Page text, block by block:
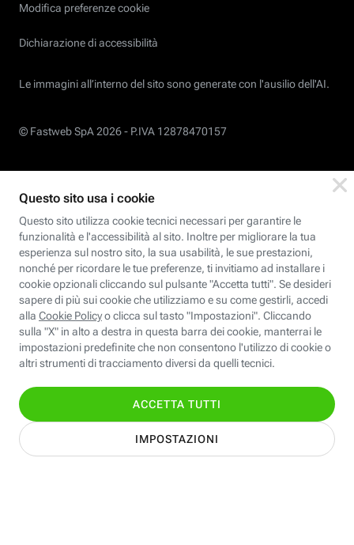
Modifica preferenze cookie
Dichiarazione di accessibilità
Le immagini all’interno del sito sono generate con l'ausilio dell'AI.
© Fastweb SpA 2026 - P.IVA 12878470157